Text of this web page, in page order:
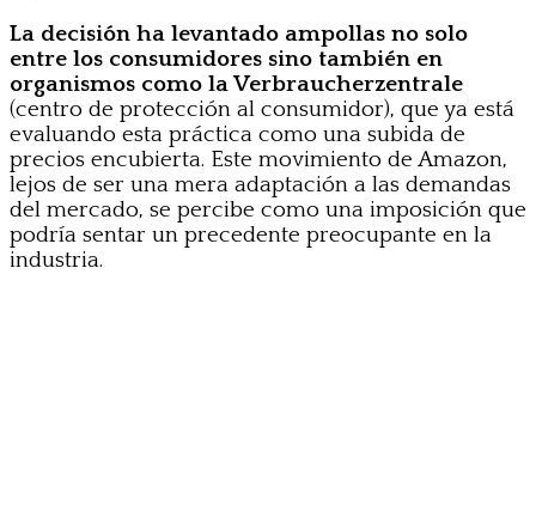
La decisión ha levantado ampollas no solo
entre los consumidores sino también en
organismos como la Verbraucherzentrale
(centro de protección al consumidor), que ya está
evaluando esta práctica como una subida de
precios encubierta. Este movimiento de Amazon,
lejos de ser una mera adaptación a las demandas
del mercado, se percibe como una imposición que
podría sentar un precedente preocupante en la
industria.